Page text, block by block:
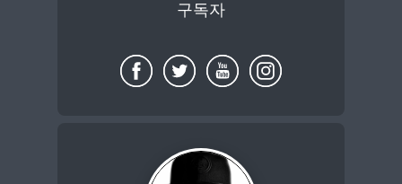
구독자